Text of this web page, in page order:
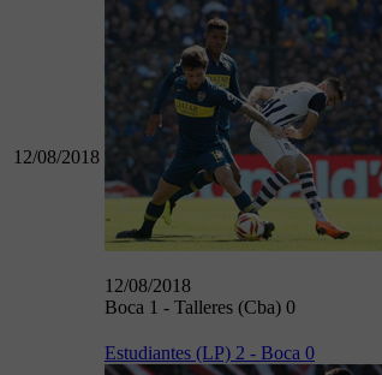
12/08/2018
12/08/2018
Boca 1 - Talleres (Cba) 0
Estudiantes (LP) 2 - Boca 0